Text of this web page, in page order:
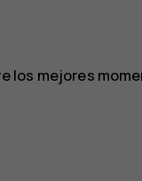
mejores